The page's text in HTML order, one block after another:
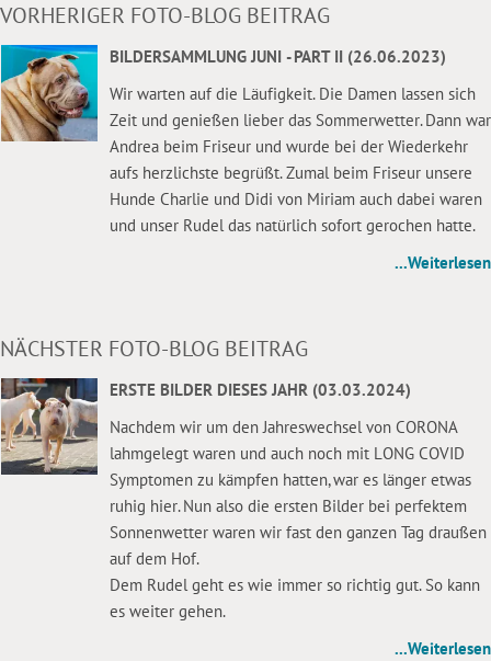
VORHERIGER FOTO-BLOG BEITRAG
BILDERSAMMLUNG JUNI - PART II (26.06.2023)
Wir warten auf die Läufigkeit. Die Damen lassen sich
Zeit und genießen lieber das Sommerwetter. Dann war
Andrea beim Friseur und wurde bei der Wiederkehr
aufs herzlichste begrüßt. Zumal beim Friseur unsere
Hunde Charlie und Didi von Miriam auch dabei waren
und unser Rudel das natürlich sofort gerochen hatte.
...Weiterlesen
NÄCHSTER FOTO-BLOG BEITRAG
ERSTE BILDER DIESES JAHR (03.03.2024)
Nachdem wir um den Jahreswechsel von CORONA
lahmgelegt waren und auch noch mit LONG COVID
Symptomen zu kämpfen hatten, war es länger etwas
ruhig hier. Nun also die ersten Bilder bei perfektem
Sonnenwetter waren wir fast den ganzen Tag draußen
auf dem Hof.
Dem Rudel geht es wie immer so richtig gut. So kann
es weiter gehen.
...Weiterlesen